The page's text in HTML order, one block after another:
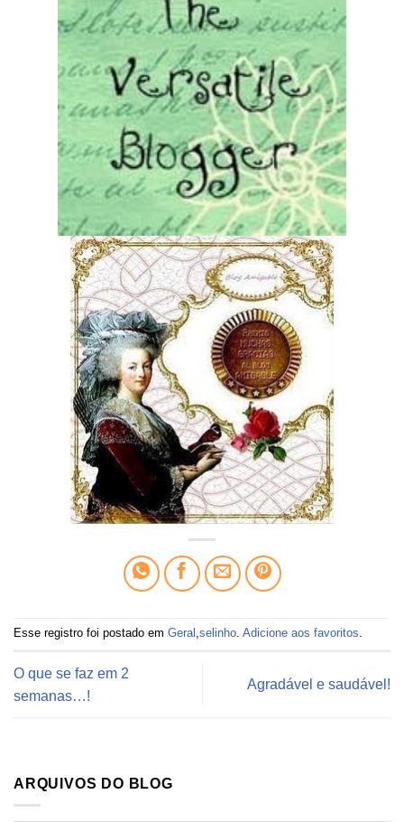
Esse registro foi postado em Geral selinho Adicione aos favoritos
O que se faz em 2
semanas…!
Agradável e saudável!
ARQUIVOS DO BLOG